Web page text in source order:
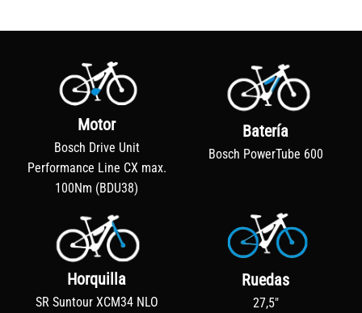
Motor
Bosch Drive Unit
Performance Line CX max.
100Nm (BDU38)
Batería
Bosch PowerTube 600
Horquilla
SR Suntour XCM34 NLO
Ruedas
27,5"